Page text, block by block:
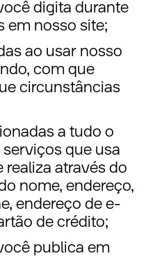
digita durante
em nosso site;
ao usar nosso
com que
circunstâncias
a tudo o
que usa
realiza através do
nome, endereço,
endereço de e-
de crédito;
publica em